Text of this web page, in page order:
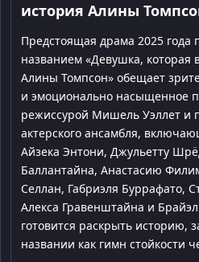
история Алины
Предстоящая драма 2025
названием «Девушка, которая
Алины Томпсон» обещает
и эмоционально насыщенное
режиссурой Мишель Уэллет и
актерского ансамбля,
Айзека Энтони, Джульетту
Баллантайна, Анастасию
Селлан, Габриэля Буррафато,
Алекса Гравенштайна и
готовится раскрыть историю,
названии как гимн стойкости